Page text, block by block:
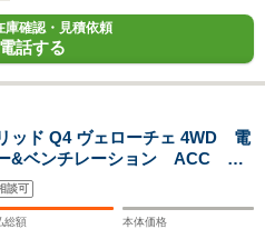
庫確認・見積依頼
電話する
ッド Q4 ヴェローチェ 4WD 電
&ベンチレーション ACC レ
ブレーキ 純正ナビ 360℃アラ
ンチアルミ 新車保証継承
談可
総額 本体価格